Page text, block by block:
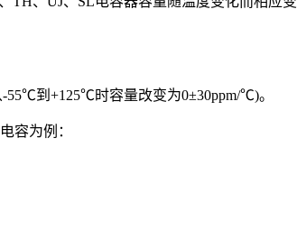
到+125℃时容量改变为0±30ppm/℃)。
容为例：